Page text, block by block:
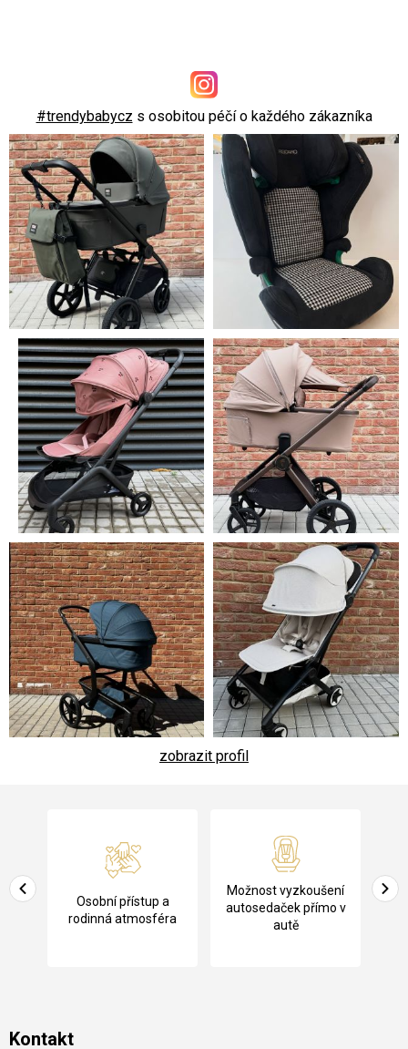
#trendybabycz s osobitou péčí o každého zákazníka
zobrazit profil
a
Osobní přístup a
rodinná atmosféra
Možnost vyzkoušení
autosedaček přímo v
autě
Kontakt